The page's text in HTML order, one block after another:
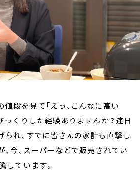
段を見て「えっ、こんなに高い
っくりした経験ありませんか？連日
られ、すでに皆さんの家計も直撃し
今、スーパーなどで販売されてい
しています。